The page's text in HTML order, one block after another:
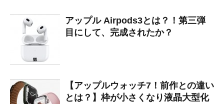
アップル Airpods3とは？！第三弾
目にして、完成されたか？
【アップルウォッチ7！前作との違い
とは？】枠が小さくなり液晶大型化